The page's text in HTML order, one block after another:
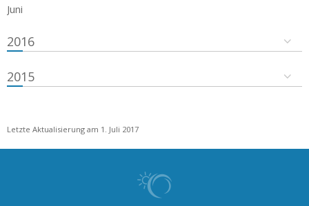
Juni
2016
2015
Letzte Aktualisierung am 1. Juli 2017